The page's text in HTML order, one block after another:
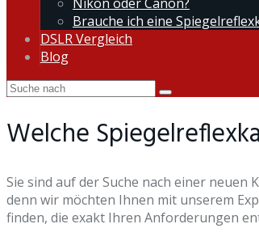
Brauche ich eine
DSLR Vergleich
Blog
Welche
Sie sind auf der Suche nach einer neuen
denn wir möchten Ihnen mit unserem
finden, die exakt Ihren Anforderungen